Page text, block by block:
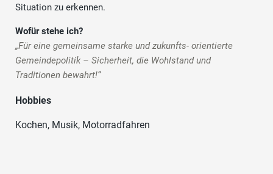
Situation zu erkennen.
Wofür stehe ich?
„Für eine gemeinsame starke und zukunfts- orientierte
Gemeindepolitik – Sicherheit, die Wohlstand und
Traditionen bewahrt!“
Hobbies
Kochen, Musik, Motorradfahren